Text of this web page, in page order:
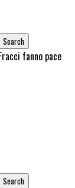
fanno pace